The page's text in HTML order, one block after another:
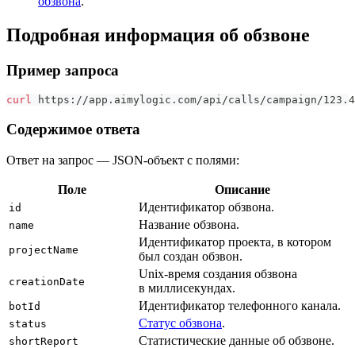
Подробная информация об обзвоне
Пример запроса
curl https://app.aimylogic.com/api/calls/campaign/
Содержимое ответа
Ответ на запрос — JSON-объект с полями:
Поле Описание
id Идентификатор обзвона.
name Название обзвона.
projectName
Идентификатор проекта, в котором
был создан обзвон.
creationDate
Unix-время создания обзвона
в миллисекундах.
botId Идентификатор телефонного канала.
status Статус обзвона.
shortReport Статистические данные об обзвоне.